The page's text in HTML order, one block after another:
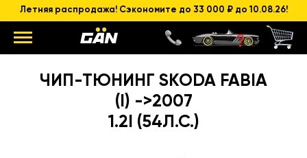
Летняя распродажа! Сэкономите до 33 000 ₽ до 10.08.26!
ЧИП-ТЮНИНГ SKODA FABIA
(I) ->2007
1.2I (54Л.С.)